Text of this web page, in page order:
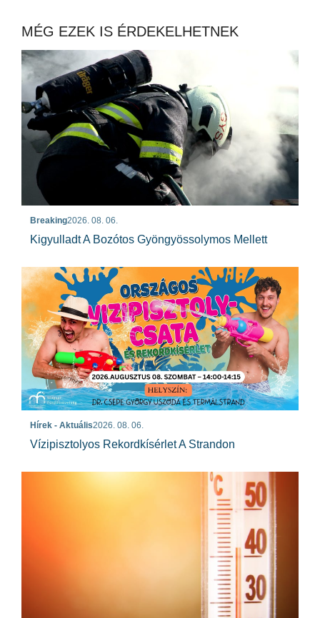
MÉG EZEK IS ÉRDEKELHETNEK
Breaking2026. 08. 06.
Kigyulladt A Bozótos Gyöngyössolymos Mellett
Hírek - Aktuális2026. 08. 06.
Vízipisztolyos Rekordkísérlet A Strandon